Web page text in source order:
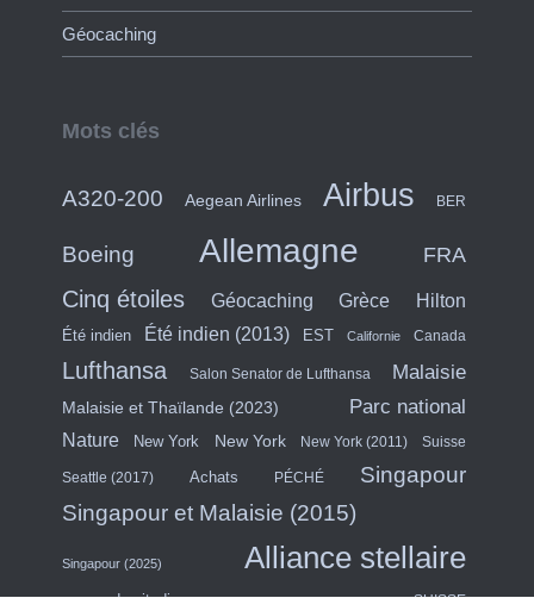
Géocaching
Mots clés
A320-200 Aegean Airlines Airbus BER
Boeing Allemagne FRA
Cinq étoiles Géocaching Grèce Hilton
Été indien Été indien (2013) EST Californie Canada
Lufthansa Salon Senator de Lufthansa Malaisie
Malaisie et Thaïlande (2023) Parc national
Nature New York New York New York (2011) Suisse
Seattle (2017) Achats PÉCHÉ
Singapour
Singapour et Malaisie (2015)
Singapour (2025) Alliance stellaire